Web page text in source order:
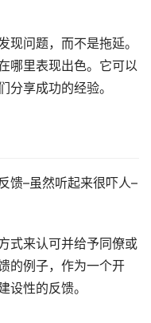
现问题，而不是拖延。
哪里表现出色。它可以
分享成功的经验。
馈–虽然听起来很吓人–
式来认可并给予同僚或
的例子，作为一个开
设性的反馈。